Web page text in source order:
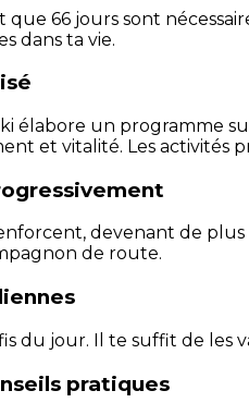
66 jours sont
dans ta vie.
élabore un programme
et vitalité. Les activités
devenant de
de route.
du jour. Il te suffit de
pratiques